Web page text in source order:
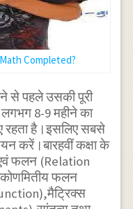
Completed?
से पहले उसकी पूरी
8-9 महीने का
है।इसलिए सबसे
करें।बारहवीं कक्षा के
फलन (Relation
फलन